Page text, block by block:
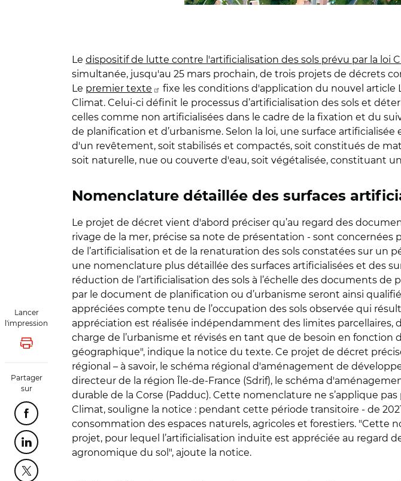
Lancer
l'impression
Lancer l'impression
Partager
sur
Partager cette page sur Facebook
Partager cette page sur Linkedin
Partager cette page sur Twitter
Le dispositif de lutte contre l'artificialisation des sols prévu par la loi
simultanée, jusqu'au 25 mars prochain, de trois projets de décrets
Le premier texte
fixe les conditions d'application du nouvel article
Climat. Celui-ci définit le processus d’artificialisation des sols et
celles comme non artificialisées dans le cadre de la fixation et du
de planification et d’urbanisme. Selon la loi, une surface
d'un revêtement, soit stabilisés et compactés, soit constitués de
soit naturelle, nue ou couverte d'eau, soit végétalisée, constituant
Nomenclature détaillée des surfaces
Le projet de décret vient d'abord préciser qu’au regard des
rivage de la mer, précise sa note de présentation - sont concernées
de l’artificialisation et de la renaturation des sols constatées sur
une nomenclature plus détaillée des surfaces artificialisées et des
réduction de l’artificialisation des sols à l’échelle des documents
par le document de planification ou d’urbanisme seront ainsi
appréciées compte tenu de l’occupation des sols observée qui
appréciation est réalisée indépendamment des limites parcellaires,
charge de l’urbanisme et révisés en tant que de besoin en fonction
géographique", indique la notice du texte. Ce projet de décret
régional – à savoir, le schéma régional d'aménagement de
directeur de la région Île-de-France (Sdrif), le schéma
durable de la Corse (Padduc). Cette nomenclature ne s’applique
Climat, souligne la notice : pendant cette période transitoire - de
consommation des espaces naturels, agricoles et forestiers. "Cette
projet, pour lequel l’artificialisation induite est appréciée au regard
agronomique du sol", ajoute la notice.